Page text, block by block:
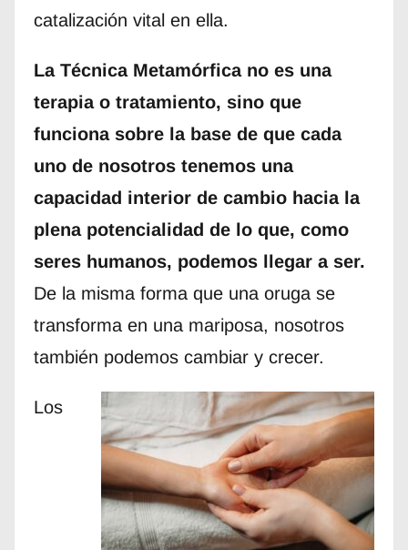
catalización vital en ella.
La Técnica Metamórfica no es una
terapia o tratamiento, sino que
funciona sobre la base de que cada
uno de nosotros tenemos una
capacidad interior de cambio hacia la
plena potencialidad de lo que, como
seres humanos, podemos llegar a ser.
De la misma forma que una oruga se
transforma en una mariposa, nosotros
también podemos cambiar y crecer.
Los